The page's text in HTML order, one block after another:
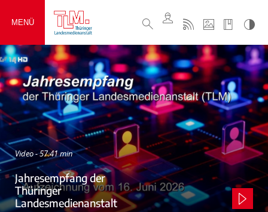
MENÜ
Video - 57:41 min
Jahresempfang der
Thüringer
Landesmedienanstalt